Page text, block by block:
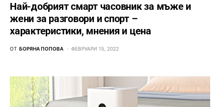
Най-добрият смарт часовник за мъже и
жени за разговори и спорт –
характеристики, мнения и цена
ОТ БОРЯНА ПОПОВА ФЕВРУАРИ 15, 2022